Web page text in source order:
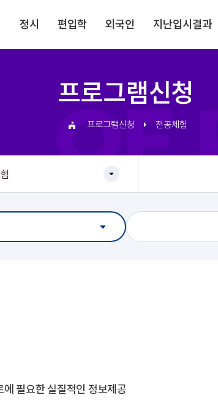
정시 편입학 외국인 지난입시결과
프로그램신청
프로그램신청 전공체험
필요한 실질적인 정보제공